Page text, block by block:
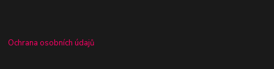
Ochrana osobních údajů